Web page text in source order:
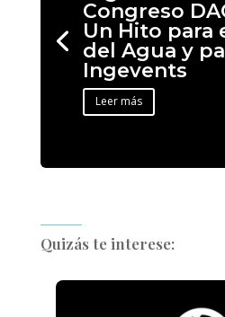
Congreso
Un Hito para
del Agua y
Ingevents
Leer más
Quizás te interese: